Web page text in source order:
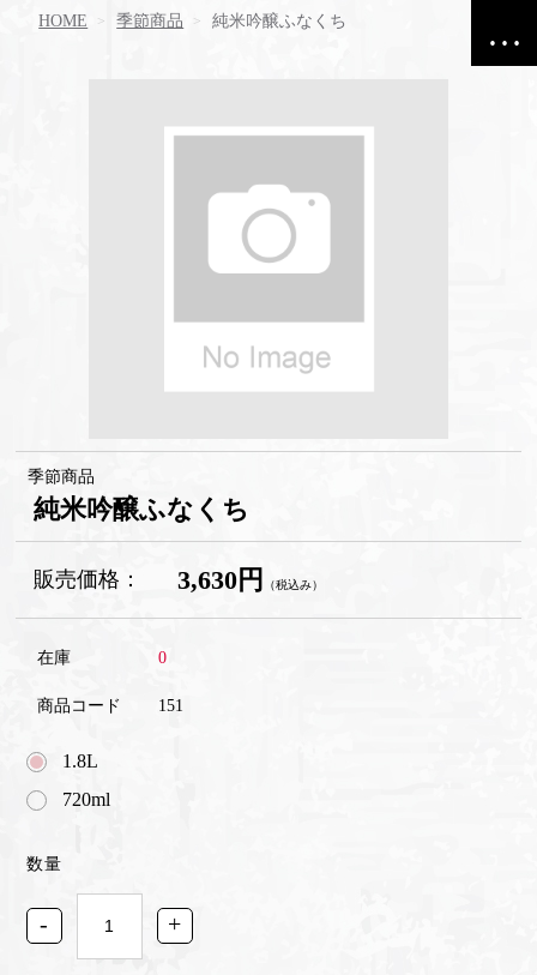
HOME 季節商品 純米吟醸ふなくち
季節商品
純米吟醸ふなくち
販売価格： 3,630円 （税込み）
在庫 0
商品コード 151
1.8L
720ml
数量
- +